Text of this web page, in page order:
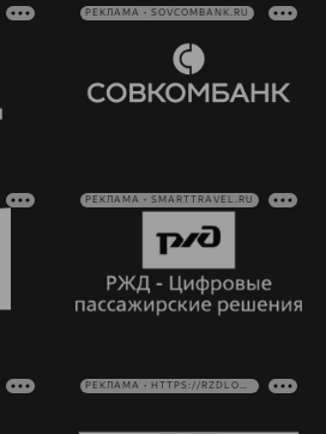
РЕКЛАМА • SOVCOMBANK.RU
РЕКЛАМА • SMARTTRAVEL.RU
РЕКЛАМА • HTTPS://RZDLOG.RU/